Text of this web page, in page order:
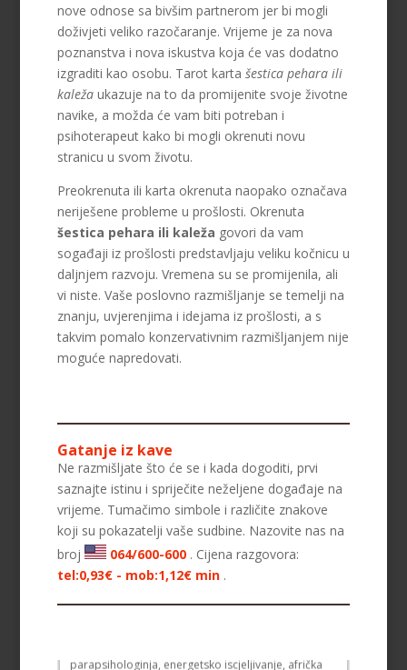
nove odnose sa bivšim partnerom jer bi mogli
doživjeti veliko razočaranje. Vrijeme je za nova
poznanstva i nova iskustva koja će vas dodatno
izgraditi kao osobu. Tarot karta šestica pehara ili
kaležaukazuje na to da promijenite svoje životne
navike, a možda će vam biti potreban i
psihoterapeut kako bi mogli okrenuti novu
stranicu u svom životu.
Preokrenuta ili karta okrenuta naopako označava
neriješene probleme u prošlosti. Okrenuta
šestica pehara ili kaleža govori da vam
sogađaji iz prošlosti predstavljaju veliku kočnicu u
daljnjem razvoju. Vremena su se promijenila, ali
vi niste. Vaše poslovno razmišljanje se temelji na
znanju, uvjerenjima i idejama iz prošlosti, a s
takvim pomalo konzervativnim razmišljanjem nije
moguće napredovati.
Gatanje iz kave
Ne razmišljate što će se i kada dogoditi, prvi
saznajte istinu i spriječite neželjene događaje na
vrijeme. Tumačimo simbole i različite znakove
koji su pokazatelji vaše sudbine. Nazovite nas na
broj
064/600-600 . Cijena razgovora:
tel:0,93€ - mob:1,12€ min .
AMELIE BESSONG
Tarot savjetnik je zauzet